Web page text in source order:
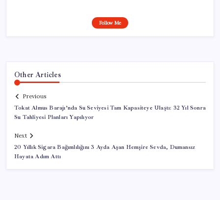
Follow Me
Other Articles
Previous
Tokat Almus Barajı’nda Su Seviyesi Tam Kapasiteye Ulaştı: 32 Yıl Sonra
Su Tahliyesi Planları Yapılıyor
Next
20 Yıllık Sigara Bağımlılığını 3 Ayda Aşan Hemşire Sevda, Dumansız
Hayata Adım Attı